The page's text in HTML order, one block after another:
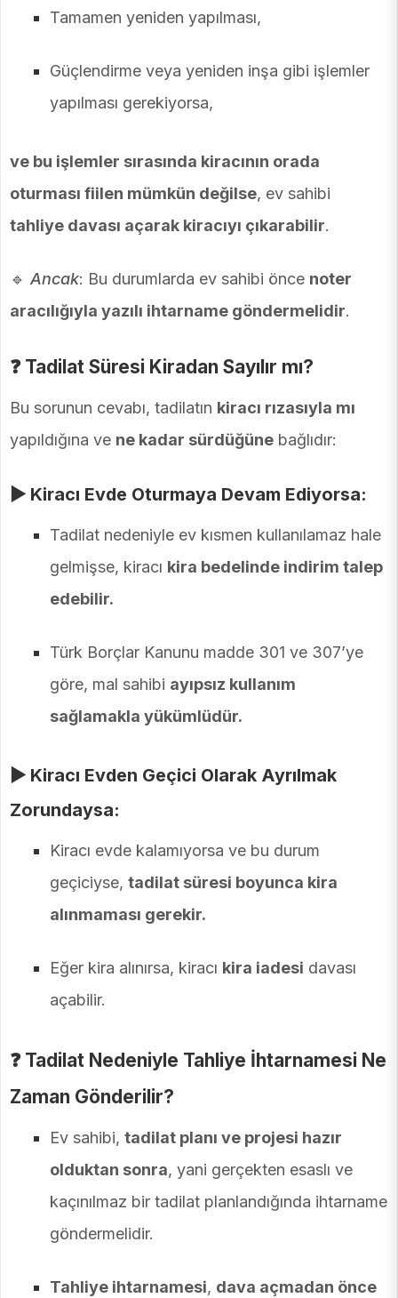
Tamamen yeniden yapılması,
Güçlendirme veya yeniden inşa gibi işlemler
yapılması gerekiyorsa,
ve bu işlemler sırasında kiracının orada
oturması fiilen mümkün değilse, ev sahibi
tahliye davası açarak kiracıyı çıkarabilir.
🔹 Ancak: Bu durumlarda ev sahibi önce noter
aracılığıyla yazılı ihtarname göndermelidir.
❓ Tadilat Süresi Kiradan Sayılır mı?
Bu sorunun cevabı, tadilatın kiracı rızasıyla mı
yapıldığına ve ne kadar sürdüğüne bağlıdır:
▶ Kiracı Evde Oturmaya Devam Ediyorsa:
Tadilat nedeniyle ev kısmen kullanılamaz hale
gelmişse, kiracı kira bedelinde indirim talep
edebilir.
Türk Borçlar Kanunu madde 301 ve 307’ye
göre, mal sahibi ayıpsız kullanım
sağlamakla yükümlüdür.
▶ Kiracı Evden Geçici Olarak Ayrılmak
Zorundaysa:
Kiracı evde kalamıyorsa ve bu durum
geçiciyse, tadilat süresi boyunca kira
alınmaması gerekir.
Eğer kira alınırsa, kiracı kira iadesi davası
açabilir.
❓ Tadilat Nedeniyle Tahliye İhtarnamesi Ne
Zaman Gönderilir?
Ev sahibi, tadilat planı ve projesi hazır
olduktan sonra, yani gerçekten esaslı ve
kaçınılmaz bir tadilat planlandığında ihtarname
göndermelidir.
Tahliye ihtarnamesi, dava açmadan önce